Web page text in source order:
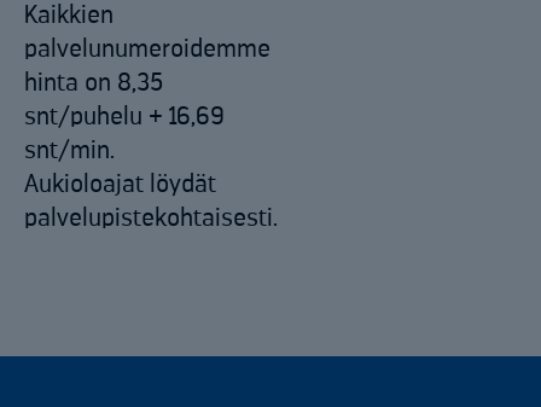
Kaikkien
palvelunumeroidemme
hinta on 8,35
snt/puhelu + 16,69
snt/min.
Aukioloajat löydät
palvelupistekohtaisesti.